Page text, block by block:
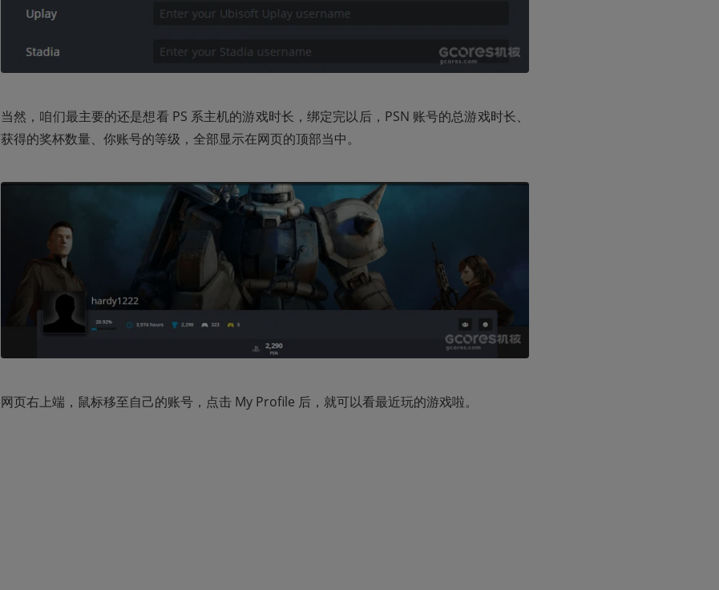
当然，咱们最主要的还是想看 PS 系主机的游戏时长，绑定完以后，PSN 账号的总游戏时长、
获得的奖杯数量、你账号的等级，全部显示在网页的顶部当中。
网页右上端，鼠标移至自己的账号，点击 My Profile 后，就可以看最近玩的游戏啦。